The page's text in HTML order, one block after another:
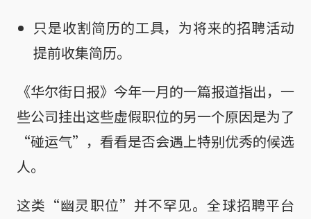
只是收割简历的工具，为将来的招聘活动
提前收集简历。
《华尔街日报》今年一月的一篇报道指出，一
些公司挂出这些虚假职位的另一个原因是为了
“碰运气”，看看是否会遇上特别优秀的候选
人。
这类“幽灵职位”并不罕见。全球招聘平台